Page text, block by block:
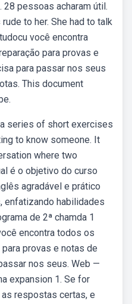
pessoas acharam útil.
to her. She had to talk
você encontra
para provas e
para passar nos seus
This document
series of short exercises
to know someone. It
where two
é o objetivo do curso
agradável e prático
enfatizando habilidades
de 2ª chamda 1
encontra todos os
provas e notas de
nos seus. Web —
expansion 1. Se for
respostas certas, e